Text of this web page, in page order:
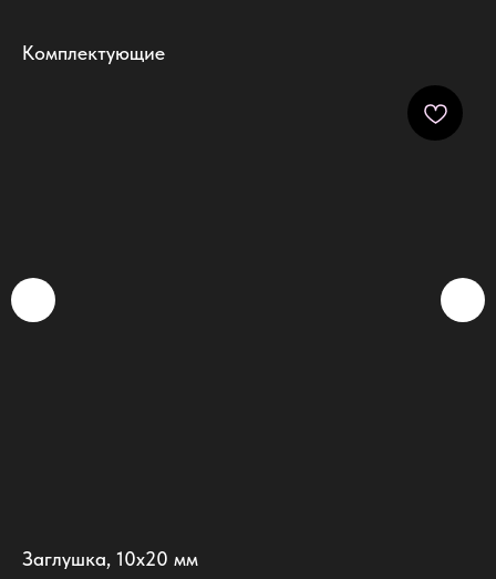
Комплектующие
Заглушка, 10х20 мм